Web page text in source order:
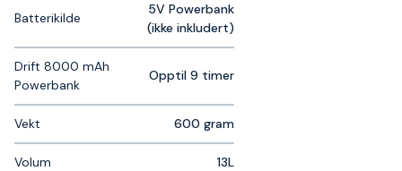
Batterikilde
5V Powerbank
(ikke inkludert)
Drift 8000 mAh
Powerbank
Opptil 9 timer
Vekt 600 gram
Volum 13L